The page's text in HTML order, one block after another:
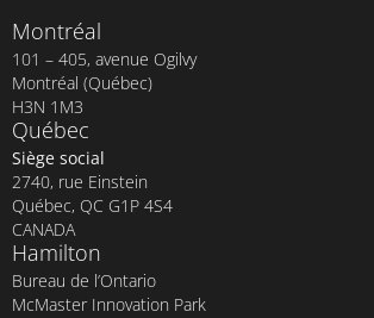
Montréal
101 – 405, avenue Ogilvy
Montréal (Québec)
H3N 1M3
Québec
Siège social
2740, rue Einstein
Québec, QC G1P 4S4
CANADA
Hamilton
Bureau de l’Ontario
McMaster Innovation Park